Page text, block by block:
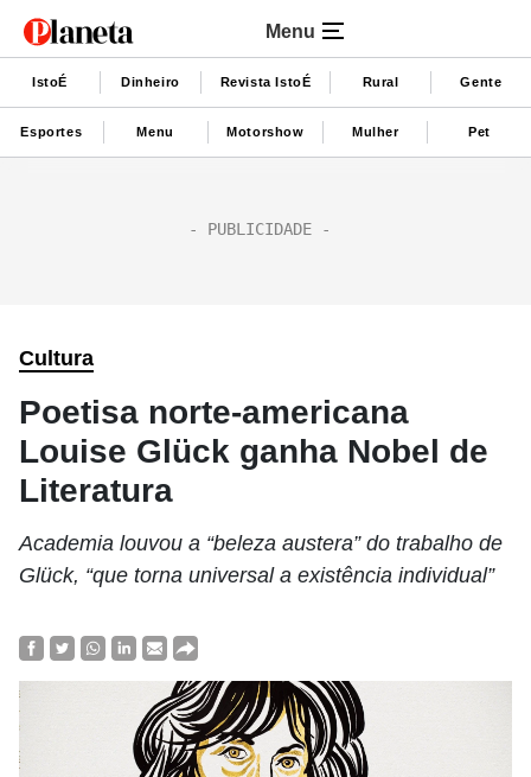
Menu
IstoÉ Dinheiro Revista IstoÉ Rural Gente
Esportes Menu Motorshow Mulher Pet
Cultura
Poetisa norte-americana
Louise Glück ganha Nobel de
Literatura
Academia louvou a “beleza austera” do trabalho de
Glück, “que torna universal a existência individual”